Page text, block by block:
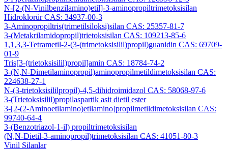
N-[2-(N-Vinilbenzilamino)etil]-3-aminopropiltrimetoksisilan
Hidroklorür CAS: 34937-00-3
3-Aminopropiltris(trimetilsiloksi)silan CAS: 25357-81-7
3-(Metakrilamidopropil)trietoksisilan CAS: 109213-85-6
1,1,3,3-Tetrametil-2-(3-(trimetoksisilil)propil)guanidin CAS: 69709-
01-9
Tris[3-(trietoksisilil)propil]amin CAS: 18784-74-2
3-(N,N-Dimetilaminopropil)aminopropilmetildimetoksisilan CAS:
224638-27-1
N-(3-trietoksisililpropil)-4,5-dihidroimidazol CAS: 58068-97-6
3-(Trietoksisilil)propilaspartik asit dietil ester
3-[2-(2-Aminoetilamino)etilamino]propilmetildimetoksisilan CAS:
99740-64-4
3-(Benzotriazol-1-il) propiltrimetoksisilan
(N,N-Dietil-3-aminopropil)trimetoksisilan CAS: 41051-80-3
Vinil Silanlar